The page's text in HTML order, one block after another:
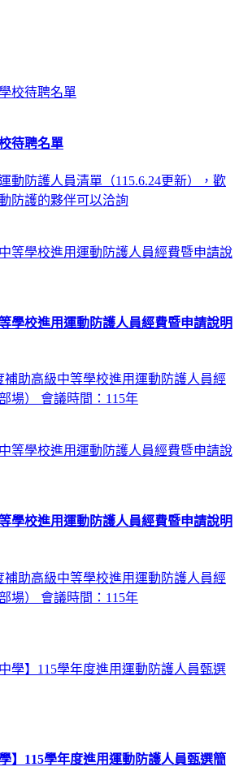
待聘名單
動防護人員清單（115.6.24更新），歡
防護的夥伴可以洽詢
學校進用運動防護人員經費暨申請說明
補助高級中等學校進用運動防護人員經
場） 會議時間：115年
學校進用運動防護人員經費暨申請說明
補助高級中等學校進用運動防護人員經
場） 會議時間：115年
】115學年度進用運動防護人員甄選簡